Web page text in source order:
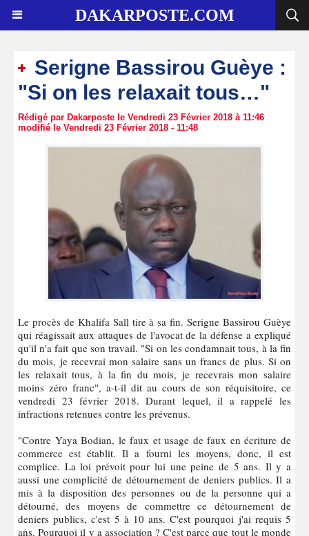
DAKARPOSTE.COM
Serigne Bassirou Guèye :
"Si on les relaxait tous…"
Rédigé par Dakarposte le Vendredi 23 Février 2018 à 11:46
modifié le Vendredi 23 Février 2018 - 11:48
Le procès de Khalifa Sall tire à sa fin. Serigne Bassirou Guèye
qui réagissait aux attaques de l'avocat de la défense a expliqué
qu'il n'a fait que son travail. "Si on les condamnait tous, à la fin
du mois, je recevrai mon salaire sans un francs de plus. Si on
les relaxait tous, à la fin du mois, je recevrais mon salaire
moins zéro franc", a-t-il dit au cours de son réquisitoire, ce
vendredi 23 février 2018. Durant lequel, il a rappelé les
infractions retenues contre les prévenus.
"Contre Yaya Bodian, le faux et usage de faux en écriture de
commerce est établit. Il a fourni les moyens, donc, il est
complice. La loi prévoit pour lui une peine de 5 ans. Il y a
aussi une complicité de détournement de deniers publics. Il a
mis à la disposition des personnes ou de la personne qui a
détourné, des moyens de commettre ce détournement de
deniers publics, c'est 5 à 10 ans. C'est pourquoi j'ai requis 5
ans. Pourquoi il y a association ? C'est parce que tout le monde